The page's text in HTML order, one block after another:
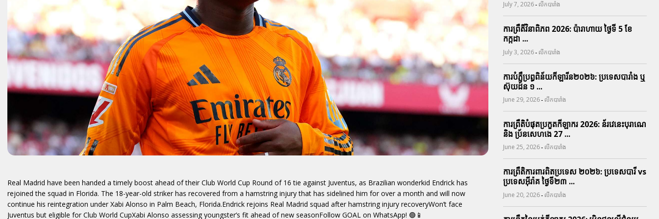
Real Madrid have been handed a timely boost ahead of their Club World Cup Round of 16 tie against Juventus, as Brazilian wonderkid Endrick has
rejoined the squad in Florida. The 18-year-old striker has recovered from a hamstring injury that has sidelined him for over a month and will now
continue his reintegration under Xabi Alonso in Palm Beach, Florida.Endrick rejoins Real Madrid squad after hamstring injury recoveryWon’t face
Juventus but eligible for Club World CupXabi Alonso assessing youngster’s fit ahead of new seasonFollow GOAL on WhatsApp! 🟢📱
July 7, 2026 - លីកបារាំង
ការព្រឹតិ៍វិនាពិភព 2026: ប៉ារាហាយ ថ្ងៃទី 5 ខែ
កក្កដា ...
July 3, 2026 - លីកបារាំង
ការបំភ្លឺប្រព្ធ​ពិន័យ​កីឡារីន​២០២៦: ប្រទេស​បារាំង​ ឬ​
ស៊ុយដ៍ន​ ១ ...
June 29, 2026 - លីកបារាំង
ការព្រឹតិបំផុតប្រកួតកីឡាករ 2026: ន័រវេនេះបុរាណេ
និង ប្រ័នសេហងេ 27 ...
June 25, 2026 - លីកបារាំង
ការព្រឹតិការពារ​ពិតប្រទេស ២០២៦: ប្រទេសបារី vs
ប្រទេសអ៊ីរ៉ាគ ថ្ងៃទី​២៣ ...
June 20, 2026 - លីកបារាំង